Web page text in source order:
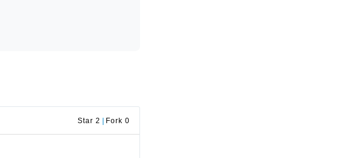
Star 2 Fork 0